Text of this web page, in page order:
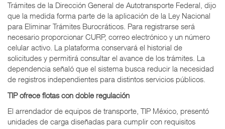
Trámites de la Dirección General de Autotransporte Federal, dijo
que la medida forma parte de la aplicación de la Ley Nacional
para Eliminar Trámites Burocráticos. Para registrarse será
necesario proporcionar CURP, correo electrónico y un número
celular activo. La plataforma conservará el historial de
solicitudes y permitirá consultar el avance de los trámites. La
dependencia señaló que el sistema busca reducir la necesidad
de registros independientes para distintos servicios públicos.
TIP ofrece flotas con doble regulación
El arrendador de equipos de transporte, TIP México, presentó
unidades de carga diseñadas para cumplir con requisitos